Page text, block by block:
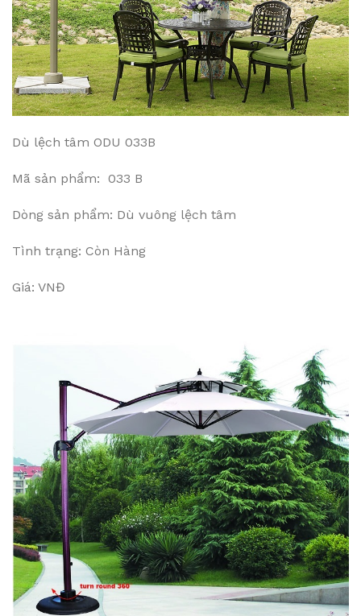
Dù lệch tâm ODU 033B
Mã sản phẩm: 033 B
Dòng sản phẩm: Dù vuông lệch tâm
Tình trạng: Còn Hàng
Giá: VNĐ